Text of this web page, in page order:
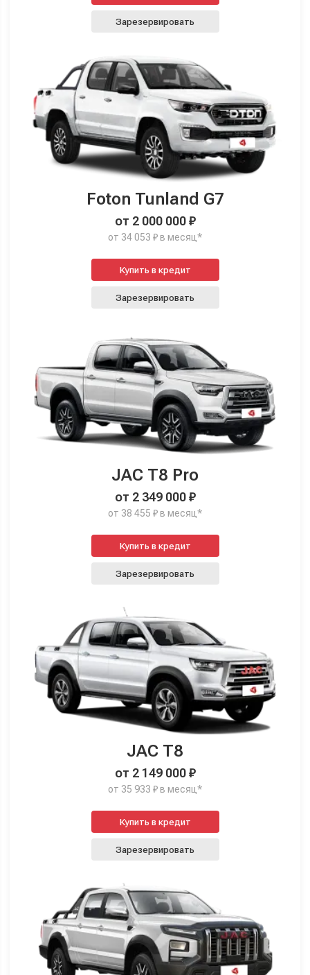
Зарезервировать
Foton Tunland G7
от 2 000 000 ₽
от 34 053 ₽ в месяц*
Купить в кредит
Зарезервировать
JAC T8 Pro
от 2 349 000 ₽
от 38 455 ₽ в месяц*
Купить в кредит
Зарезервировать
JAC T8
от 2 149 000 ₽
от 35 933 ₽ в месяц*
Купить в кредит
Зарезервировать